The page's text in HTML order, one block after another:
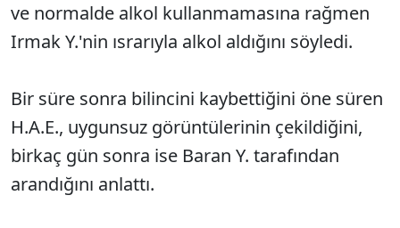
ve normalde alkol kullanmamasına rağmen
Irmak Y.'nin ısrarıyla alkol aldığını söyledi.
Bir süre sonra bilincini kaybettiğini öne süren
H.A.E., uygunsuz görüntülerinin çekildiğini,
birkaç gün sonra ise Baran Y. tarafından
arandığını anlattı.